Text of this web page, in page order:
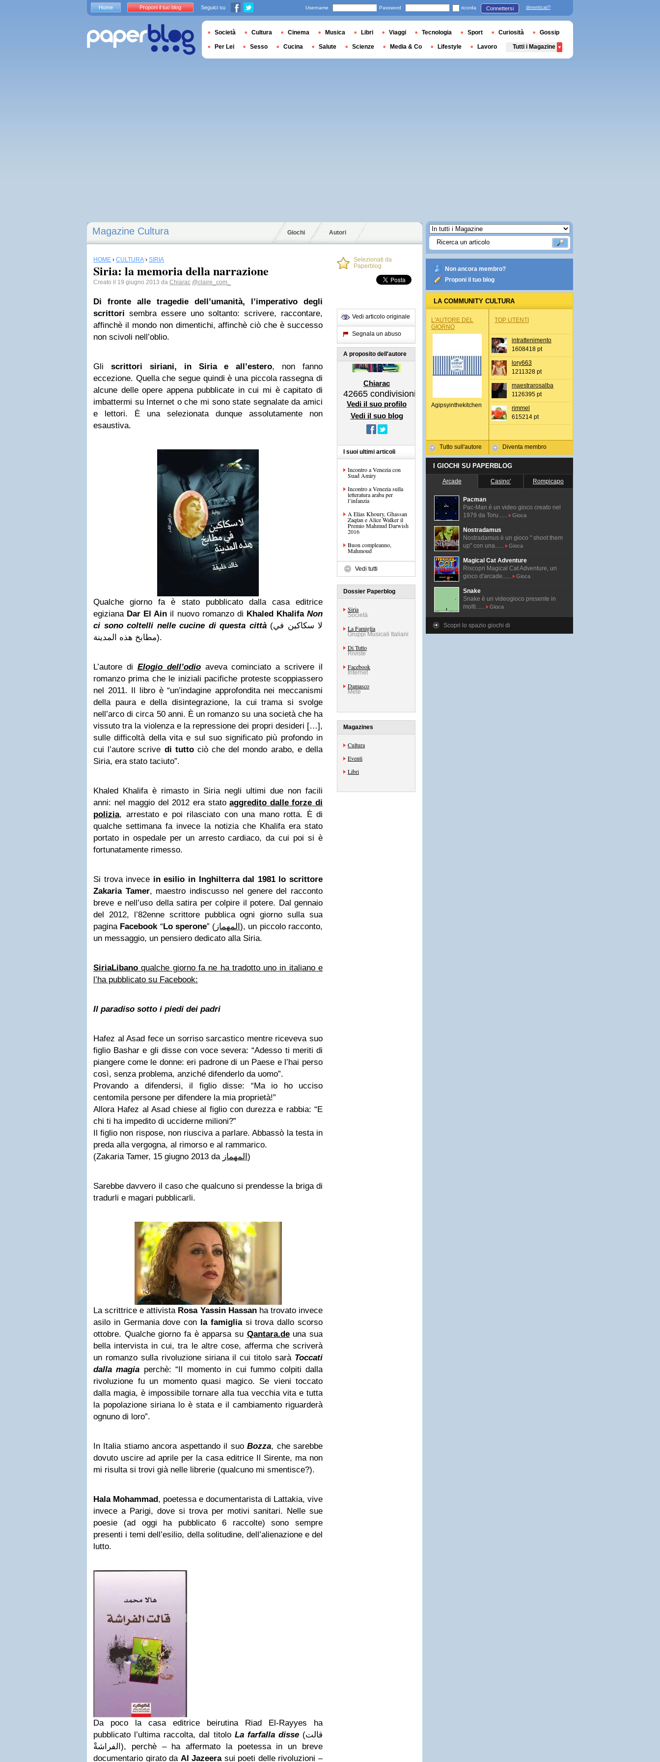
Magazine Cultura Giochi Autori
HOME › CULTURA › SIRIA
Siria: la memoria della narrazione
Creato il 19 giugno 2013 da Chiarac @claire_com_
Di fronte alle tragedie dell’umanità, l’imperativo degli
scrittori sembra essere uno soltanto: scrivere, raccontare,
affinchè il mondo non dimentichi, affinchè ciò che è successo
non scivoli nell’oblio.
Gli scrittori siriani, in Siriae all’estero, non fanno
eccezione. Quella che segue quindi è una piccola rassegna di
alcune delle opere appena pubblicate in cui mi è capitato di
imbattermi su Internet o che mi sono state segnalate da amici
e lettori. È una selezionata dunque assolutamente non
esaustiva.
Qualche giorno fa è stato pubblicato dalla casa editrice
egiziana Dar El Ain il nuovo romanzo di Khaled KhalifaNon
ci sono coltelli nelle cucine di questa città(لا سكاكين في
مطابخ هذه المدينة).
L’autore di Elogio dell’odioaveva cominciato a scrivere il
romanzo prima che le iniziali pacifiche proteste scoppiassero
nel 2011. Il libro è “un’indagine approfondita nei meccanismi
della paura e della disintegrazione, la cui trama si svolge
nell’arco di circa 50 anni. È un romanzo su una società che ha
vissuto tra la violenza e la repressione dei propri desideri […],
sulle difficoltà della vita e sul suo significato più profondo in
cui l’autore scrive di tuttociò che del mondo arabo, e della
Siria, era stato taciuto”.
Khaled Khalifa è rimasto in Siria negli ultimi due non facili
anni: nel maggio del 2012 era statoaggredito dalle forze di
polizia, arrestato e poi rilasciato con una mano rotta. È di
qualche settimana fa invece la notizia che Khalifa era stato
portato in ospedale per un arresto cardiaco, da cui poi si è
fortunatamente rimesso.
Si trova invece in esilio in Inghilterra dal 1981 lo scrittore
Zakaria Tamer, maestro indiscusso nel genere del racconto
breve e nell’uso della satira per colpire il potere. Dal gennaio
del 2012, l’82enne scrittore pubblica ogni giorno sulla sua
pagina Facebook“Lo sperone” ( المهماز), un piccolo racconto,
un messaggio, un pensiero dedicato alla Siria.
SiriaLibano qualche giorno fa ne ha tradotto uno in italiano e
l’ha pubblicato su Facebook:
Il paradiso sotto i piedi dei padri
Hafez al Asad fece un sorriso sarcastico mentre riceveva suo
figlio Bashar e gli disse con voce severa: “Adesso ti meriti di
piangere come le donne: eri padrone di un Paese e l’hai perso
così, senza problema, anziché difenderlo da uomo”.
Provando a difendersi, il figlio disse: “Ma io ho ucciso
centomila persone per difendere la mia proprietà!”
Allora Hafez al Asad chiese al figlio con durezza e rabbia: “E
chi ti ha impedito di ucciderne milioni?”
Il figlio non rispose, non riusciva a parlare. Abbassò la testa in
preda alla vergogna, al rimorso e al rammarico.
(Zakaria Tamer, 15 giugno 2013 da المهماز )
Sarebbe davvero il caso che qualcuno si prendesse la briga di
tradurli e magari pubblicarli.
La scrittrice e attivista Rosa Yassin Hassanha trovato invece
asilo in Germania dove con la famigliasi trova dallo scorso
ottobre. Qualche giorno fa è apparsa su Qantara.deuna sua
bella intervista in cui, tra le altre cose, afferma che scriverà
un romanzo sulla rivoluzione siriana il cui titolo sarà Toccati
dalla magia perchè: “Il momento in cui fummo colpiti dalla
rivoluzione fu un momento quasi magico. Se vieni toccato
dalla magia, è impossibile tornare alla tua vecchia vita e tutta
la popolazione siriana lo è stata e il cambiamento riguarderà
ognuno di loro”.
In Italia stiamo ancora aspettando il suoBozza, che sarebbe
dovuto uscire ad aprile per la casa editrice Il Sirente, ma non
mi risulta si trovi già nelle librerie (qualcuno mi smentisce?).
Hala Mohammad, poetessa e documentarista di Lattakia, vive
invece a Parigi, dove si trova per motivi sanitari. Nelle sue
poesie (ad oggi ha pubblicato 6 raccolte) sono sempre
presenti i temi dell’esilio, della solitudine, dell’alienazione e del
lutto.
Da poco la casa editrice beirutina Riad El-Rayyes ha
pubblicato l’ultima raccolta, dal titolo La farfalla disse(قالت
الفراشةْ), perchè – ha affermato la poetessa in un breve
documentario girato da Al Jazeerasui poeti delle rivoluzioni –
Selezionati da
Paperblog
Vedi articolo originale
Segnala un abuso
A proposito dell'autore
Chiarac
42665 condivisioni
Vedi il suo profilo
Vedi il suo blog
I suoi ultimi articoli
Incontro a Venezia con
Suad Amiry
Incontro a Venezia sulla
letteratura araba per
l’infanzia
A Elias Khoury, Ghassan
Zaqtan e Alice Walker il
Premio Mahmud Darwish
2016
Buon compleanno,
Mahmoud
Vedi tutti
Dossier Paperblog
Siria
Società
La Famiglia
Gruppi Musicali Italiani
Di Tutto
Riviste
Facebook
Internet
Damasco
Mete
Magazines
Cultura
Eventi
Libri
Non ancora membro?
Proponi il tuo blog
LA COMMUNITY CULTURA
L'AUTORE DEL
GIORNO
Agipsyinthekitchen
Tutto sull'autore
TOP UTENTI
intrattenimento
1608418 pt
lory663
1211328 pt
maestrarosalba
1126395 pt
rimmel
615214 pt
Diventa membro
I GIOCHI SU PAPERBLOG
Arcade Casino' Rompicapo
Pacman
Pac-Man é un video gioco creato nel
1979 da Toru......
Gioca
Nostradamus
Nostradamus è un gioco " shoot them
up" con una......
Gioca
Magical Cat Adventure
Riscopri Magical Cat Adventure, un
gioco d'arcade......
Gioca
Snake
Snake è un videogioco presente in
molti......
Gioca
Scopri lo spazio giochi di
Home Proponi il tuo blog Seguici su Username Password ricorda Connettersi dimenticati?
Società Cultura Cinema Musica Libri Viaggi Tecnologia Sport Curiosità Gossip
Per Lei Sesso Cucina Salute Scienze Media & Co Lifestyle Lavoro Tutti i Magazine